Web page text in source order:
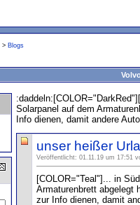
> Blogs
Solarpanel auf dem
Info dienen, damit andere
unser heißer
Veröffentlicht: 01.11.19 um 17:51
[COLOR="Teal"]... in
Armaturenbrett abgelegt
zur Info dienen, damit